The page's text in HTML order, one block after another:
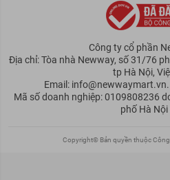
Công ty cổ phần
Địa chỉ: Tòa nhà Newway, số 31/76
tp Hà Nội,
Email:
Mã số doanh nghiệp: 0109808236
phố Hà Nội
Copyright© Bản quyền thuộc